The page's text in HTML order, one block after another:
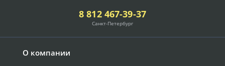
О компании
8 812 467-39-37
Санкт-Петербург